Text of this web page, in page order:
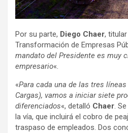
Por su parte, Diego Chaer,
Transformación de Empresas
mandato del Presidente es muy
empresario«.
«Para cada una de las tres
Cargas), vamos a iniciar siete
diferenciados«, detalló Chaer.
la vía, que incluirá el cobro de
traspaso de empleados. Dos